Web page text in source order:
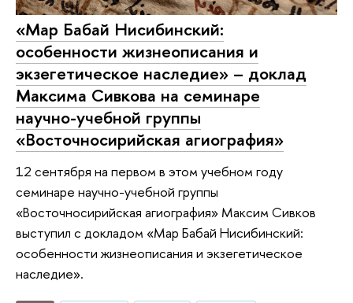
«Мар Бабай Нисибинский:
особенности жизнеописания и
экзегетическое наследие» – доклад
Максима Сивкова на семинаре
научно-учебной группы
«Восточносирийская агиография»
12 сентября на первом в этом учебном году
семинаре научно-учебной группы
«Восточносирийская агиография» Максим Сивков
выступил с докладом «Мар Бабай Нисибинский:
особенности жизнеописания и экзегетическое
наследие».